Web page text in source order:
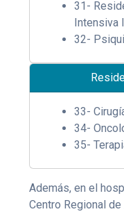
31-
Intensiva
32-
33-
34-
35-
Además, en el
Centro Regional